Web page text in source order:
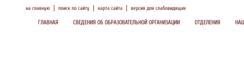
на главную поиск по сайту карта сайта версия для слабовидящих
ГЛАВНАЯ СВЕДЕНИЯ ОБ ОБРАЗОВАТЕЛЬНОЙ ОРГАНИЗАЦИИ ОТДЕЛЕНИЯ